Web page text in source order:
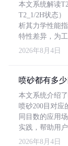
本文系统解读
T2_1/2H状态）
析其力学性能
特性差异，为
2026年8月4日
喷砂都有多少
本文系统介绍
喷砂200目对应
同目数的应用
实践，帮助用
2026年8月4日